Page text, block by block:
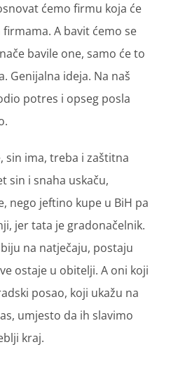
ćemo firmu koja će
A bavit ćemo se
bavile one, samo će to
Genijalna ideja. Na naš
potres i opseg posla
sin ima, treba i zaštitna
sin i snaha uskaču,
nego jeftino kupe u BiH pa
jer tata je gradonačelnik.
na natječaju, postaju
ostaje u obitelji. A oni koji
posao, koji ukažu na
umjesto da ih slavimo
kraj.